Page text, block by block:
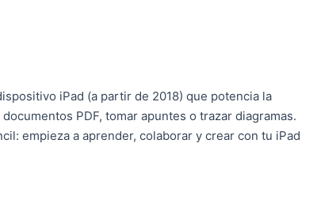
iPad (a partir de 2018) que potencia la
PDF, tomar apuntes o trazar diagramas.
empieza a aprender, colaborar y crear con tu iPad